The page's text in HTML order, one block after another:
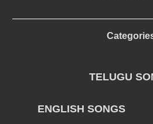
TELUGU
ENGLISH SONGS